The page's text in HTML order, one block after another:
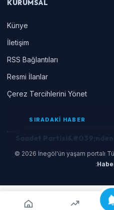
KURUMSAL
Künye
İletişim
RSS Bağlantıları
Resmi İlanlar
Çerez Tercihlerini Yönet
© 2026 İnegöl'ün yaşam portalı
:
SIRADAKİ HABER